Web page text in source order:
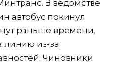
В ведомстве
автобус покинул
раньше времени,
из-за
Чиновники